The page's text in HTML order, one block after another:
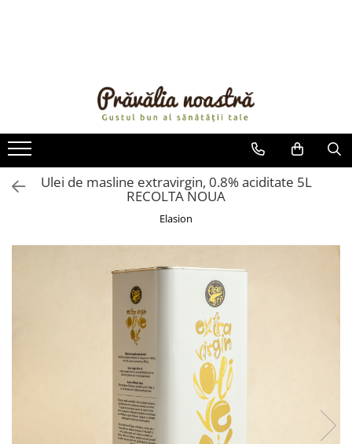
ULEIURI ȘI UNTURI
MĂSLINE
NUCI ȘI SEMINȚE
FRUCTE DESHIDRATATE
ÎNDULCITORI NATURALI / MIERE
BĂUTURI / LAPTE VEGETAL
CREME ȘI PASTE TARTINABILE
CIOCOLATĂ ȘI CACAO
Ulei de masline extravirgin, 0.8% aciditate 5L
RECOLTA NOUA
Elasion